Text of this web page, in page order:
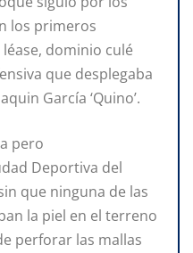
los primeros
dominio culé
que desplegaba
García ‘Quino’.
pero
Deportiva del
que ninguna de las
la piel en el terreno
perforar las mallas